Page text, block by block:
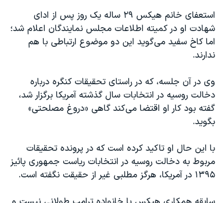
اعتراضات مردمی آبان ۹۸
اسرائیل در جنگ
نرگس محمدی برنده جایزه نوبل صلح
صفحه‌های ویژه
سفر پرزیدنت ترامپ به چین
استعفای خانم هیکس ۲۹ ساله یک روز پس از ادای
شهادت او در کمیته اطلاعات مجلس نمایندگان اعلام شد؛
اما کاخ سفید می‌گوید این دو موضوع ارتباطی با هم
ندارند.
وی در آن جلسه، که در راستای تحقیقات کنگره درباره
دخالت روسیه در انتخابات سال گذشته آمریکا برگزار شد،
گفته بود کار او اقتضا می‌کند گاهی «دروغ مصلحتی»
بگوید.
با این حال او تاکید کرده است که در پرونده تحقیقات
مربوط به دخالت روسیه در انتخابات ریاست جمهوری پائیز
۱۳۹۵ در آمریکا، هرگز مطلبی غیر از حقیقت نگفته است.